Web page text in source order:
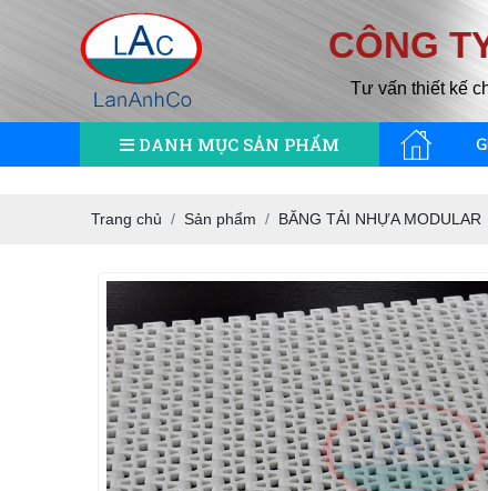
CÔNG
Tư vấn thiết kế
DANH MỤC SẢN PHẨM
Trang chủ Sản phẩm BĂNG TẢI NHỰA MODULAR